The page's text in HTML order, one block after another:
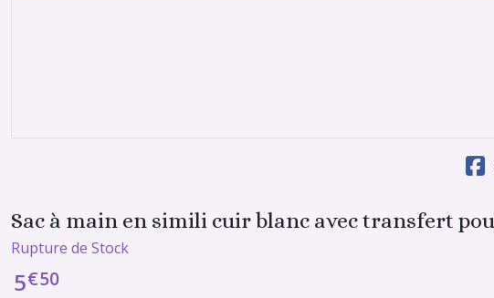
Sac à main en simili cuir blanc avec transfert
Rupture de Stock
5€50